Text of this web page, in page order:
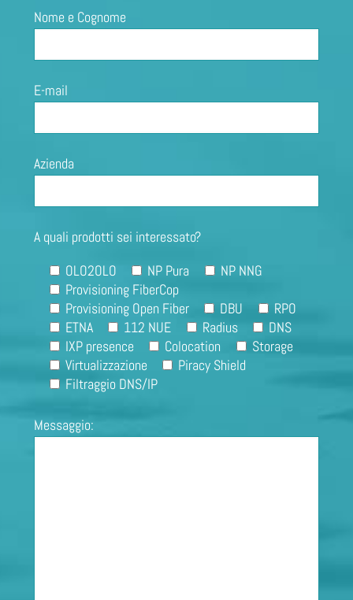
Nome e Cognome
E-mail
Azienda
A quali prodotti sei interessato?
OLO2OLO
NP Pura
NP NNG
Provisioning FiberCop
Provisioning Open Fiber
DBU
RPO
ETNA
112 NUE Radius
DNS
IXP presence
Colocation
Storage
Virtualizzazione
Piracy Shield
Filtraggio DNS/IP
Messaggio: